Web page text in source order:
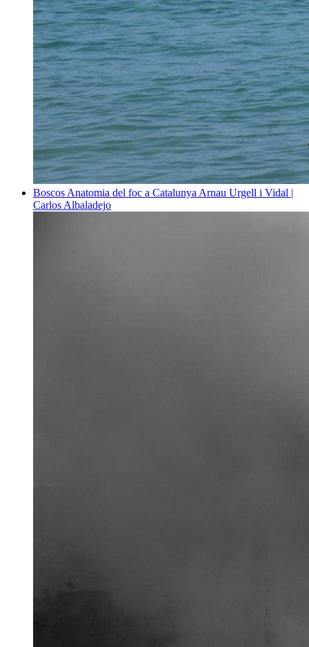
Boscos Anatomia del foc a Catalunya Arnau Urgell i Vidal |
Carlos Albaladejo